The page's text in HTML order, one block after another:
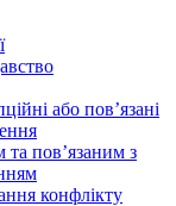
або пов’язані
та пов’язаним з
конфлікту